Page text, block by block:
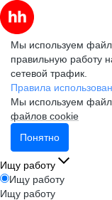
Мы используем
правильную работу
сетевой трафик.
Правила
Мы используем
файлов cookie
Понятно
Ищу работу
Ищу работу
Ищу работу